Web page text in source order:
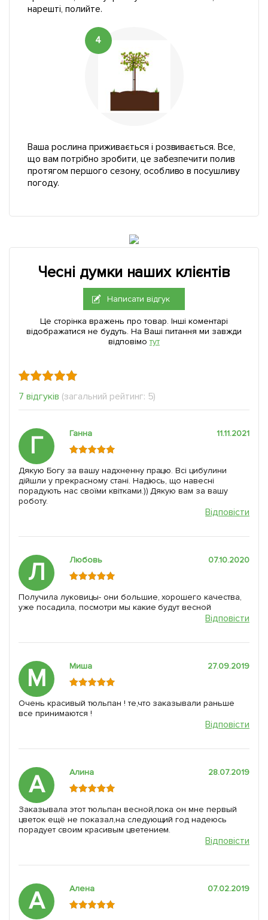
нарешті, полийте.
4
Ваша рослина приживається і розвивається. Все,
що вам потрібно зробити, це забезпечити полив
протягом першого сезону, особливо в посушливу
погоду.
Чесні думки наших клієнтів
Написати відгук
Це сторінка вражень про товар. Інші коментарі
відображатися не будуть. На Ваші питання ми завжди
відповімо тут
7 відгуків (загальний рейтинг: 5)
Г Ганна 11.11.2021
Дякую Богу за вашу надхненну працю. Всі цибулини
дійшли у прекрасному стані. Надіюсь, що навесні
порадують нас своїми квітками.)) Дякую вам за вашу
роботу.
Відповісти
Л Любовь 07.10.2020
Получила луковицы- они большие, хорошего качества,
уже посадила, посмотри мы какие будут весной
Відповісти
М Миша 27.09.2019
Очень красивый тюльпан ! те,что заказывали раньше
все принимаются !
Відповісти
А Алина 28.07.2019
Заказывала этот тюльпан весной,пока он мне первый
цветок ещё не показал,на следующий год надеюсь
порадует своим красивым цветением.
Відповісти
А Алена 07.02.2019